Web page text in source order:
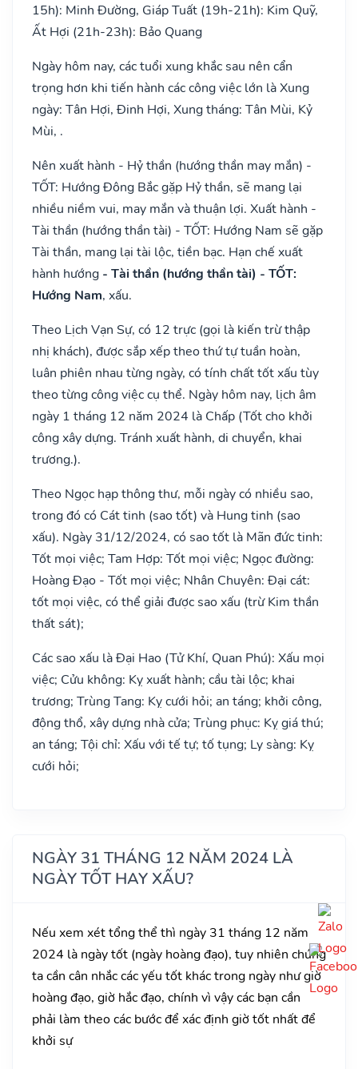
15h): Minh Đường, Giáp Tuất (19h-21h): Kim Quỹ,
Ất Hợi (21h-23h): Bảo Quang
Ngày hôm nay, các tuổi xung khắc sau nên cẩn
trọng hơn khi tiến hành các công việc lớn là Xung
ngày: Tân Hợi, Đinh Hợi, Xung tháng: Tân Mùi, Kỷ
Mùi, .
Nên xuất hành - Hỷ thần (hướng thần may mắn) -
TỐT: Hướng Đông Bắc gặp Hỷ thần, sẽ mang lại
nhiều niềm vui, may mắn và thuận lợi. Xuất hành -
Tài thần (hướng thần tài) - TỐT: Hướng Nam sẽ gặp
Tài thần, mang lại tài lộc, tiền bạc. Hạn chế xuất
hành hướng - Tài thần (hướng thần tài) - TỐT:
Hướng Nam, xấu.
Theo Lịch Vạn Sự, có 12 trực (gọi là kiến trừ thập
nhị khách), được sắp xếp theo thứ tự tuần hoàn,
luân phiên nhau từng ngày, có tính chất tốt xấu tùy
theo từng công việc cụ thể. Ngày hôm nay, lịch âm
ngày 1 tháng 12 năm 2024 là Chấp (Tốt cho khởi
công xây dựng. Tránh xuất hành, di chuyển, khai
trương.).
Theo Ngọc hạp thông thư, mỗi ngày có nhiều sao,
trong đó có Cát tinh (sao tốt) và Hung tinh (sao
xấu). Ngày 31/12/2024, có sao tốt là Mãn đức tinh:
Tốt mọi việc; Tam Hợp: Tốt mọi việc; Ngọc đường:
Hoàng Đạo - Tốt mọi việc; Nhân Chuyên: Đại cát:
tốt mọi việc, có thể giải được sao xấu (trừ Kim thần
thất sát);
Các sao xấu là Đại Hao (Tử Khí, Quan Phú): Xấu mọi
việc; Cửu không: Kỵ xuất hành; cầu tài lộc; khai
trương; Trùng Tang: Kỵ cưới hỏi; an táng; khởi công,
động thổ, xây dựng nhà cửa; Trùng phục: Kỵ giá thú;
an táng; Tội chỉ: Xấu với tế tự; tố tụng; Ly sàng: Kỵ
cưới hỏi;
NGÀY 31 THÁNG 12 NĂM 2024 LÀ
NGÀY TỐT HAY XẤU?
Nếu xem xét tổng thể thì ngày 31 tháng 12 năm
2024 là ngày tốt (ngày hoàng đạo), tuy nhiên chúng
ta cần cân nhắc các yếu tốt khác trong ngày như giờ
hoàng đạo, giờ hắc đạo, chính vì vậy các bạn cần
phải làm theo các bước để xác định giờ tốt nhất để
khởi sự